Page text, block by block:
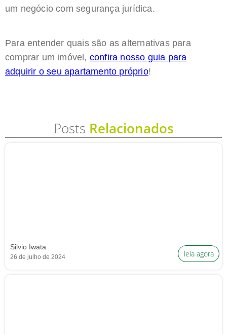
um negócio com segurança jurídica.
Para entender quais são as alternativas para
comprar um imóvel, confira nosso guia para
adquirir o seu apartamento próprio!
Posts Relacionados
Silvio Iwata
26 de julho de 2024 leia agora